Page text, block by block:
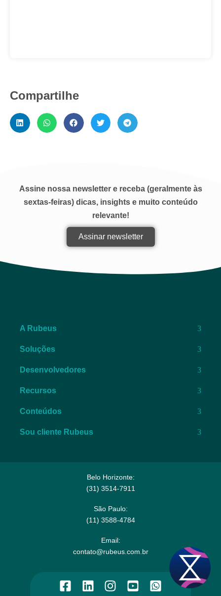
Compartilhe
Assine nossa newsletter e receba (geralmente às
sextas-feiras) dicas, insights e muito conteúdo
relevante!
Assinar newsletter
A Rubeus
Soluções
Desenvolvedores
Recursos
Conteúdos
Sou cliente Rubeus
Belo Horizonte:
(31) 3514-7911​
São Paulo:
(11) 3588-4784​
Email:​
contato@rubeus.com.br​